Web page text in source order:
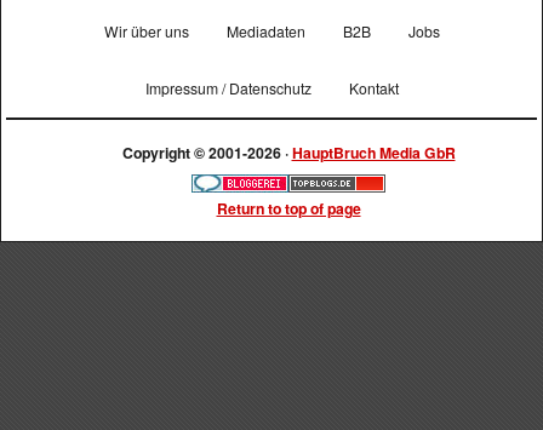
Wir über uns Mediadaten B2B Jobs
Impressum / Datenschutz Kontakt
Copyright © 2001-2026 ·HauptBruch Media GbR
Return to top of page